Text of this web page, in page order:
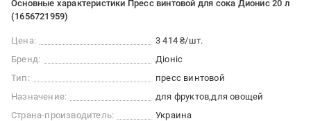
Основные характеристики Пресс винтовой для сока Дионис 20 л
(1656721959)
Цена:
3 414 ₴/шт.
Бренд:
Діоніс
Тип:
пресс винтовой
Назначение:
для фруктов для овощей
Страна-производитель:
Украина